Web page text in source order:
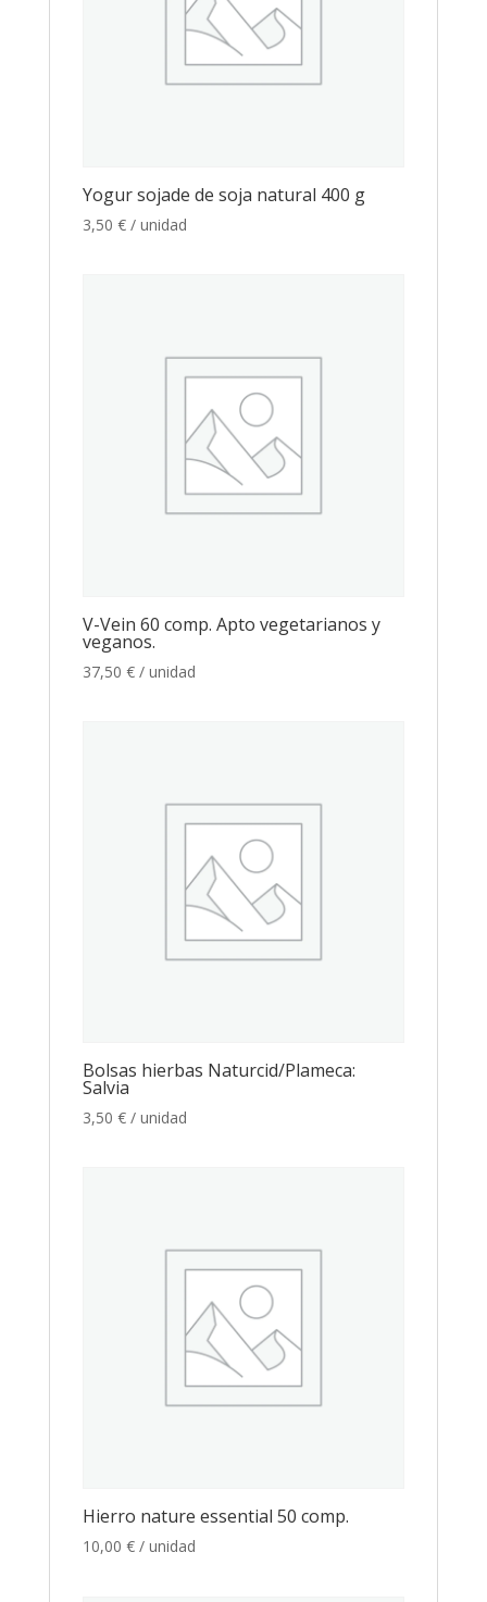
Yogur sojade de soja natural 400 g
3,50 € / unidad
V-Vein 60 comp. Apto vegetarianos y
veganos.
37,50 € / unidad
Bolsas hierbas Naturcid/Plameca:
Salvia
3,50 € / unidad
Hierro nature essential 50 comp.
10,00 € / unidad